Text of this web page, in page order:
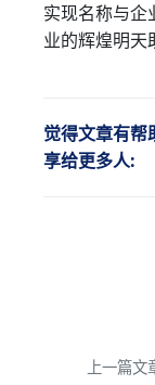
实现名称与企
业的辉煌明天
觉得文章有帮
享给更多人:
上一篇文